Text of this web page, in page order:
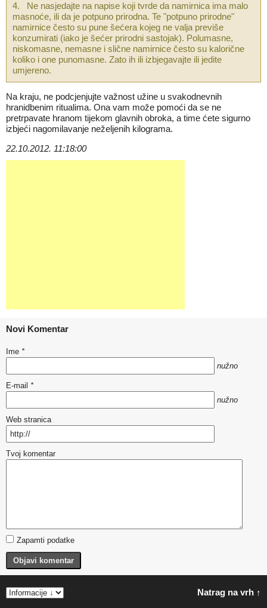
4. Ne nasjedajte na napise koji tvrde da namirnica ima malo
masnoće, ili da je potpuno prirodna. Te "potpuno prirodne"
namirnice često su pune šećera kojeg ne valja previše
konzumirati (iako je šećer prirodni sastojak). Polumasne,
niskomasne, nemasne i slične namirnice često su kalorične
koliko i one punomasne. Zato ih ili izbjegavajte ili jedite
umjereno.
Na kraju, ne podcjenjujte važnost užine u svakodnevnih
hranidbenim ritualima. Ona vam može pomoći da se ne
pretrpavate hranom tijekom glavnih obroka, a time ćete sigurno
izbjeći nagomilavanje neželjenih kilograma.
22.10.2012. 11:18:00
Novi Komentar
Ime *
nužno
E-mail *
nužno
Web stranica
Tvoj komentar
Zapamti podatke
Objavi komentar
Natrag na vrh ↑